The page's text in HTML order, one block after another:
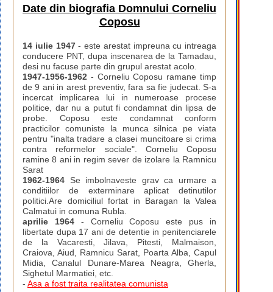
Date din biografia Domnului Corneliu
Coposu
14 iulie 1947- este arestat impreuna cu intreaga
conducere PNT, dupa inscenarea de la Tamadau,
desi nu facuse parte din grupul arestat acolo.
1947-1956-1962 - Corneliu Coposu ramane timp
de 9 ani in arest preventiv, fara sa fie judecat. S-a
incercat implicarea lui in numeroase procese
politice, dar nu a putut fi condamnat din lipsa de
probe. Coposu este condamnat conform
practicilor comuniste la munca silnica pe viata
pentru "inalta tradare a clasei muncitoare si crima
contra reformelor sociale". Corneliu Coposu
ramine 8 ani in regim sever de izolare la Ramnicu
Sarat
1962-1964 Se imbolnaveste grav ca urmare a
conditiilor de exterminare aplicat detinutilor
politici.Are domiciliul fortat in Baragan la Valea
Calmatui in comuna Rubla.
aprilie 1964- Corneliu Coposu este pus in
libertate dupa 17 ani de detentie in penitenciarele
de la Vacaresti, Jilava, Pitesti, Malmaison,
Craiova, Aiud, Ramnicu Sarat, Poarta Alba, Capul
Midia, Canalul Dunare-Marea Neagra, Gherla,
Sighetul Marmatiei, etc.
- Asa a fost traita realitatea comunista